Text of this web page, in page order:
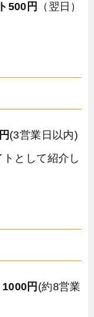
500円
（翌日）
(3営業日以内)
として紹介し
円 (約8営業